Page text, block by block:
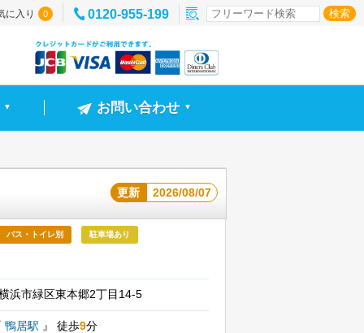
に入り 0 0120-955-199
▼ お問い合わせ ▼
更新 2026/08/07
バス・トイレ別 駐車場あり
浜市緑区東本郷2丁目14-5
鴨居駅 』 徒歩9分